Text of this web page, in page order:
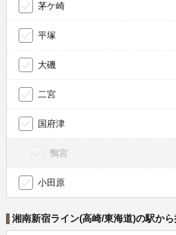
茅ケ崎
平塚
大磯
二宮
国府津
鴨宮
小田原
湘南新宿ライン(高崎/東海道)の駅か